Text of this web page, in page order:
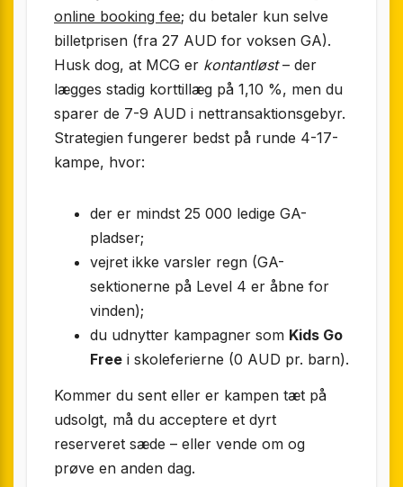
online booking fee; du betaler kun selve
billetprisen (fra 27 AUD for voksen GA).
Husk dog, at MCG er kontantløst– der
lægges stadig korttillæg på 1,10 %, men du
sparer de 7-9 AUD i net­transaktionsgebyr.
Strategien fungerer bedst på runde 4-17-
kampe, hvor:
der er mindst 25 000 ledige GA-
pladser;
vejret ikke varsler regn (GA-
sektionerne på Level 4 er åbne for
vinden);
du udnytter kampagner som Kids Go
Free i skoleferierne (0 AUD pr. barn).
Kommer du sent eller er kampen tæt på
udsolgt, må du acceptere et dyrt
reserveret sæde – eller vende om og
prøve en anden dag.